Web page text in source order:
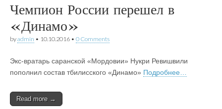
Чемпион России перешел в
«Динамо»
byadmin • 10.10.2016 • 0 Comments
Экс-вратарь саранской «Мордовии» Нукри Ревишвили
пополнил состав тбилисского «Динамо» Подробнее…
Read more →